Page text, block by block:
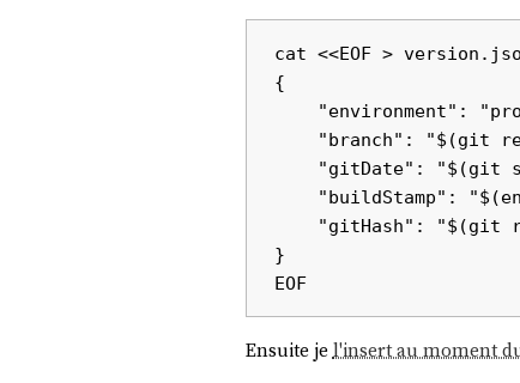
cat <<EOF >
{
}
EOF
Ensuite je l'insert au moment